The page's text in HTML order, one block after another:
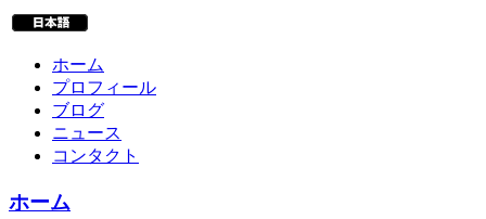
ホーム
プロフィール
ブログ
ニュース
コンタクト
ホーム